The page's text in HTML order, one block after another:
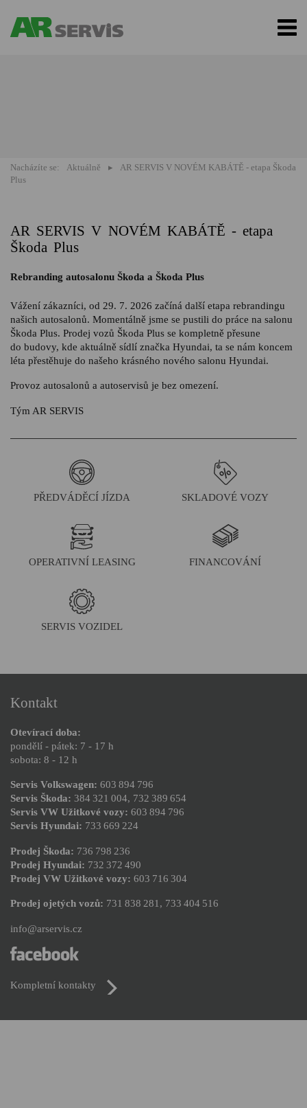
Nacházíte se: Aktuálně
AR SERVIS V NOVÉM KABÁTĚ - etapa Škoda
Plus
AR SERVIS V NOVÉM KABÁTĚ - etapa
Škoda Plus
Rebranding autosalonu Škoda a Škoda Plus
Vážení zákazníci, od 29. 7. 2026 začíná další etapa rebrandingu
našich autosalonů. Momentálně jsme se pustili do práce na salonu
Škoda Plus. Prodej vozů Škoda Plus se kompletně přesune
do budovy, kde aktuálně sídlí značka Hyundai, ta se nám koncem
léta přestěhuje do našeho krásného nového salonu Hyundai.
Provoz autosalonů a autoservisů je bez omezení.
Tým AR SERVIS
PŘEDVÁDĚCÍ JÍZDA SKLADOVÉ VOZY
OPERATIVNÍ LEASING FINANCOVÁNÍ
SERVIS VOZIDEL
Kontakt
Otevírací doba:
pondělí - pátek: 7 - 17 h
sobota: 8 - 12 h
Servis Volkswagen: 603 894 796
Servis Škoda: 384 321 004, 732 389 654
Servis VW Užitkové vozy: 603 894 796
Servis Hyundai: 733 669 224
Prodej Škoda: 736 798 236
Prodej Hyundai: 732 372 490
Prodej VW Užitkové vozy: 603 716 304
Prodej ojetých vozů: 731 838 281 , 733 404 516
info@arservis.cz
Kompletní kontakty